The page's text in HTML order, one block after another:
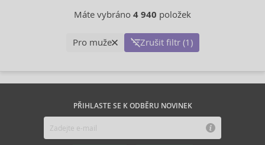
Máte vybráno 4 940 položek
Pro muže Zrušit filtr (1)
PŘIHLASTE SE K ODBĚRU NOVINEK